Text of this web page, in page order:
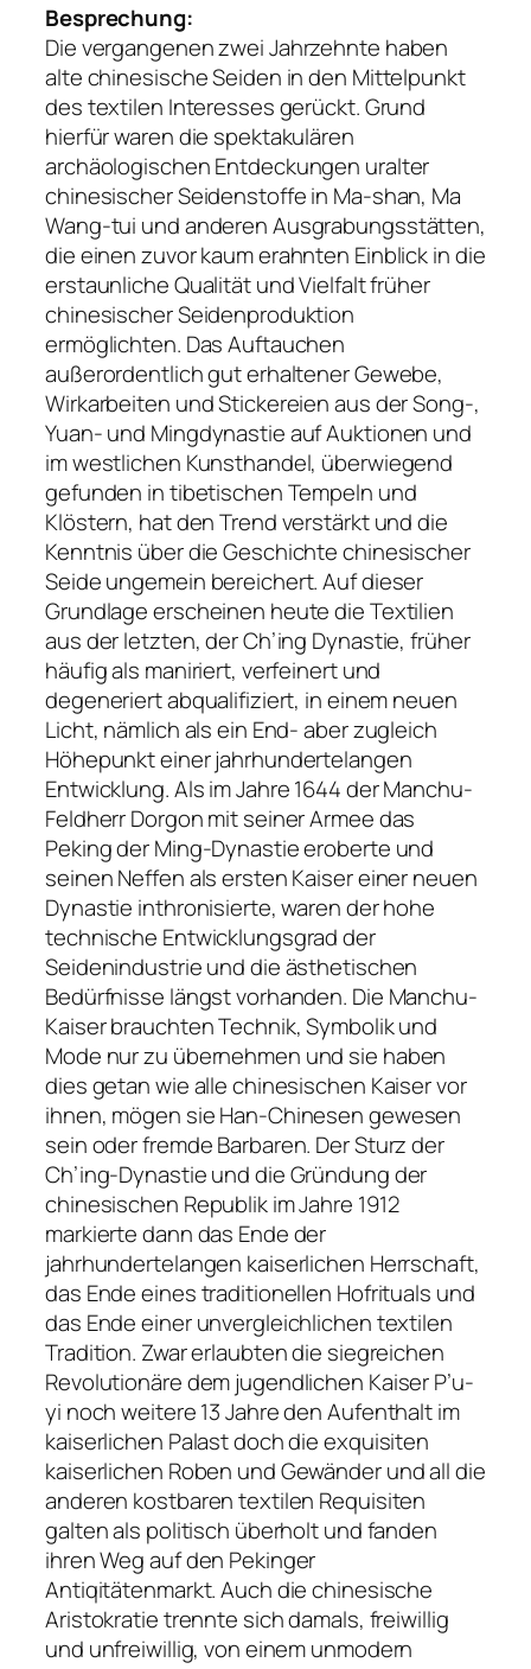
Besprechung:
Die vergangenen zwei Jahrzehnte haben
alte chinesische Seiden in den Mittelpunkt
des textilen Interesses gerückt. Grund
hierfür waren die spektakulären
archäologischen Entdeckungen uralter
chinesischer Seidenstoffe in Ma-shan, Ma
Wang-tui und anderen Ausgrabungsstätten,
die einen zuvor kaum erahnten Einblick in die
erstaunliche Qualität und Vielfalt früher
chinesischer Seidenproduktion
ermöglichten. Das Auftauchen
außerordentlich gut erhaltener Gewebe,
Wirkarbeiten und Stickereien aus der Song-,
Yuan- und Mingdynastie auf Auktionen und
im westlichen Kunsthandel, überwiegend
gefunden in tibetischen Tempeln und
Klöstern, hat den Trend verstärkt und die
Kenntnis über die Geschichte chinesischer
Seide ungemein bereichert. Auf dieser
Grundlage erscheinen heute die Textilien
aus der letzten, der Ch’ing Dynastie, früher
häufig als maniriert, verfeinert und
degeneriert abqualifiziert, in einem neuen
Licht, nämlich als ein End- aber zugleich
Höhepunkt einer jahrhundertelangen
Entwicklung. Als im Jahre 1644 der Manchu-
Feldherr Dorgon mit seiner Armee das
Peking der Ming-Dynastie eroberte und
seinen Neffen als ersten Kaiser einer neuen
Dynastie inthronisierte, waren der hohe
technische Entwicklungsgrad der
Seidenindustrie und die ästhetischen
Bedürfnisse längst vorhanden. Die Manchu-
Kaiser brauchten Technik, Symbolik und
Mode nur zu übernehmen und sie haben
dies getan wie alle chinesischen Kaiser vor
ihnen, mögen sie Han-Chinesen gewesen
sein oder fremde Barbaren. Der Sturz der
Ch’ing-Dynastie und die Gründung der
chinesischen Republik im Jahre 1912
markierte dann das Ende der
jahrhundertelangen kaiserlichen Herrschaft,
das Ende eines traditionellen Hofrituals und
das Ende einer unvergleichlichen textilen
Tradition. Zwar erlaubten die siegreichen
Revolutionäre dem jugendlichen Kaiser P’u-
yi noch weitere 13 Jahre den Aufenthalt im
kaiserlichen Palast doch die exquisiten
kaiserlichen Roben und Gewänder und all die
anderen kostbaren textilen Requisiten
galten als politisch überholt und fanden
ihren Weg auf den Pekinger
Antiqitätenmarkt. Auch die chinesische
Aristokratie trennte sich damals, freiwillig
und unfreiwillig, von einem unmodern